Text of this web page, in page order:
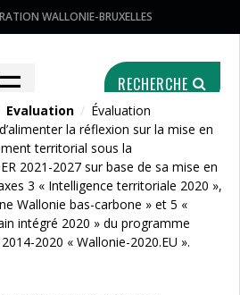
WALLONIE-BRUXELLES
☰ RECHERCHE
Evaluation / Évaluation
la réflexion sur la mise en
territorial sous la
2021-2027 sur base de sa mise en
3 « Intelligence territoriale 2020 »,
Wallonie bas-carbone » et 5 «
intégré 2020 » du programme
2020 « Wallonie-2020.EU ».